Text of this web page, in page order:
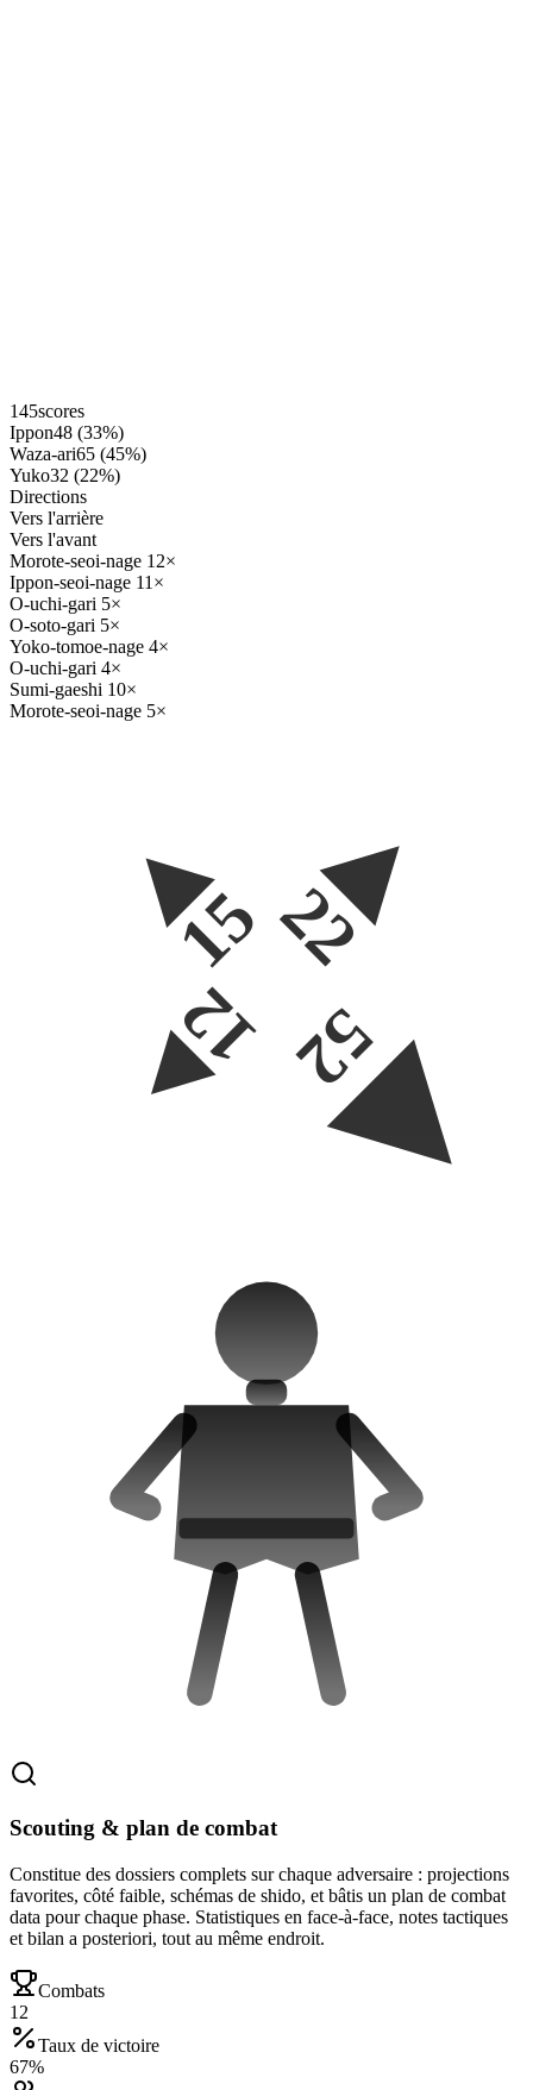
145scores
Ippon48 (33%)
Waza-ari65 (45%)
Yuko32 (22%)
Directions
Vers l'arrière
Vers l'avant
Morote-seoi-nage 12×
Ippon-seoi-nage 11×
O-uchi-gari 5×
O-soto-gari 5×
Yoko-tomoe-nage 4×
O-uchi-gari 4×
Sumi-gaeshi 10×
Morote-seoi-nage 5×
52
22
15
12
Scouting & plan de combat
Constitue des dossiers complets sur chaque adversaire : projections
favorites, côté faible, schémas de shido, et bâtis un plan de combat
data pour chaque phase. Statistiques en face-à-face, notes tactiques
et bilan a posteriori, tout au même endroit.
Combats
12
Taux de victoire
67%